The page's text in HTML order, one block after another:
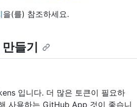
을(를) 참조하세요.
들기
입니다. 더 많은 토큰이 필요하
사용하는 GitHub App 것이 좋습니